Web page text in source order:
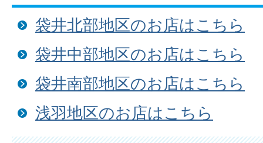
袋井北部地区のお店はこちら
袋井中部地区のお店はこちら
袋井南部地区のお店はこちら
浅羽地区のお店はこちら